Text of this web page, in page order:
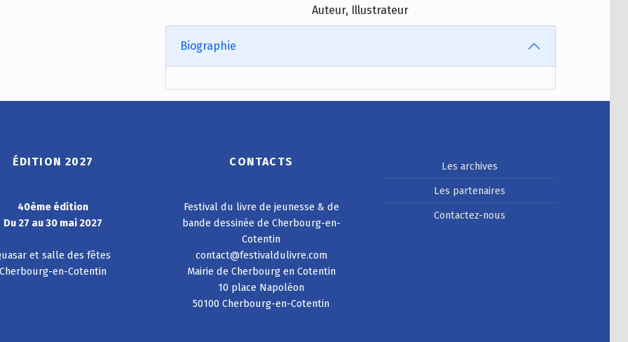
Auteur, Illustrateur
Biographie
ÉDITION 2027
40ème édition
Du 27 au 30 mai 2027
et salle des fêtes
en-Cotentin
CONTACTS
Festival du livre de jeunesse & de
bande dessinée de Cherbourg-en-
Cotentin
contact@festivaldulivre.com
Mairie de Cherbourg en Cotentin
10 place Napoléon
50100 Cherbourg-en-Cotentin
Les archives
Les partenaires
Contactez-nous